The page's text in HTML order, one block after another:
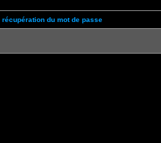
récupération du mot de passe